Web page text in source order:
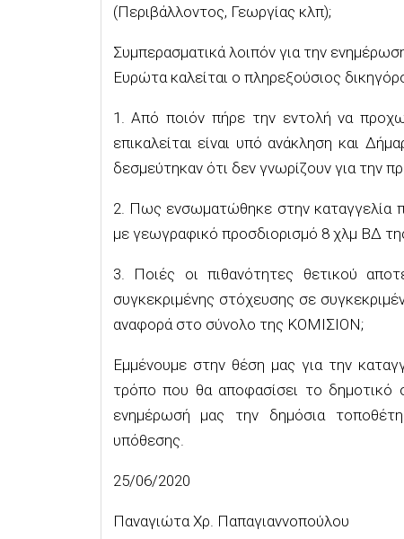
(Περιβάλλοντος, Γεωργίας κλπ);
Συμπερασματικά λοιπόν για την
Ευρώτα καλείται ο πληρεξούσιος
1. Από ποιόν πήρε την εντολή να
επικαλείται είναι υπό ανάκληση και
δεσμεύτηκαν ότι δεν γνωρίζουν για την
2. Πως ενσωματώθηκε στην
με γεωγραφικό προσδιορισμό 8 χλμ ΒΔ
3. Ποιές οι πιθανότητες θετικού
συγκεκριμένης στόχευσης σε
αναφορά στο σύνολο της ΚΟΜΙΣΙΟΝ;
Εμμένουμε στην θέση μας για την
τρόπο που θα αποφασίσει το δημοτικό
ενημέρωσή μας την δημόσια
υπόθεσης.
25/06/2020
Παναγιώτα Χρ. Παπαγιαννοπούλου